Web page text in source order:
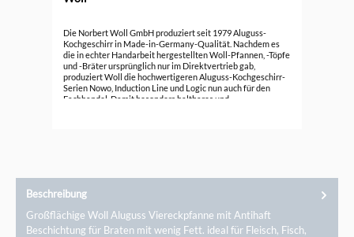
Die Norbert Woll GmbH produziert seit 1979 Aluguss-
Kochgeschirr in Made-in-Germany-Qualität. Nachdem es
die in echter Handarbeit hergestellten Woll-Pfannen, -Töpfe
und -Bräter ursprünglich nur im Direktvertrieb gab,
produziert Woll die hochwertigeren Aluguss-Kochgeschirr-
Serien Nowo, Induction Line und Logic nun auch für den
Fachhandel. Damit besonders haltbares und
energiesparend.
Beschreibung
Großflächige Woll Aluguss Viereckpfanne mit Antihaft
Beschichtung für Braten mit wenig Fett. ideal für Fleisch, Fisch,